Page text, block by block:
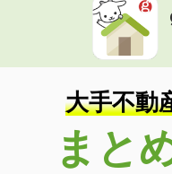
大手不動
まと